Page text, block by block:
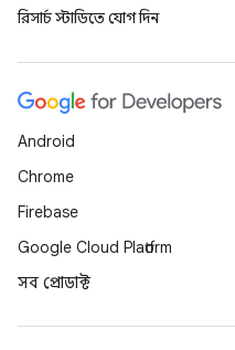
রিসার্চ স্টাডিতে যোগ দিন
Android
Chrome
Firebase
Google Cloud Platform
সব প্রোডাক্ট